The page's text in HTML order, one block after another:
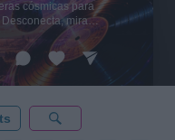
cósmicas para
mira
cero. 💾 ¡Guarda
estrellada!